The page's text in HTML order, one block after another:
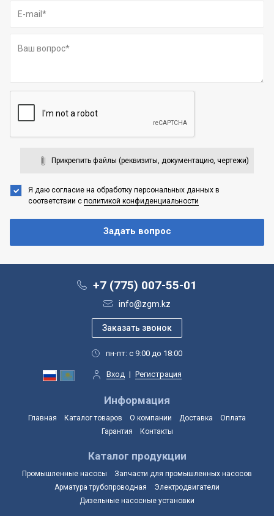
Прикрепить файлы (реквизиты, документацию, чертежи)
Я даю согласие на обработку персональных данных в
соответствии с политикой конфиденциальности
+7 (775) 007-55-01
info@zgm.kz
пн-пт: с 9:00 до 18:00
Вход | Регистрация
Информация
Главная Каталог товаров О компании Доставка
Оплата
Гарантия
Контакты
Каталог продукции
Промышленные насосы
Запчасти для промышленных насосов
Арматура трубопроводная
Электродвигатели
Дизельные насосные установки